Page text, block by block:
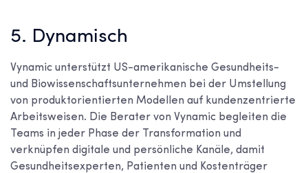
5. Dynamisch
Vynamic unterstützt US-amerikanische Gesundheits-
und Biowissenschaftsunternehmen bei der Umstellung
von produktorientierten Modellen auf kundenzentrierte
Arbeitsweisen. Die Berater von Vynamic begleiten die
Teams in jeder Phase der Transformation und
verknüpfen digitale und persönliche Kanäle, damit
Gesundheitsexperten, Patienten und Kostenträger